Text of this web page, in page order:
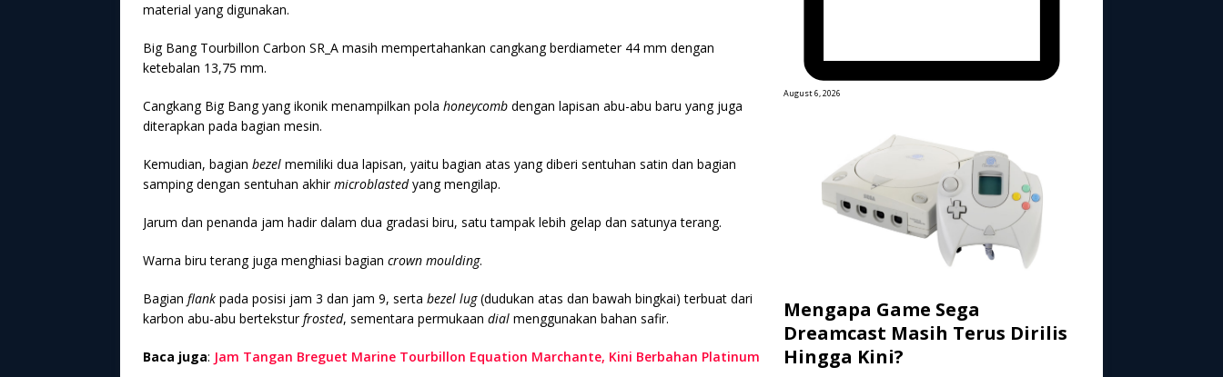
material yang digunakan.
Big Bang Tourbillon Carbon SR_A masih mempertahankan cangkang berdiameter 44 mm dengan
ketebalan 13,75 mm.
Cangkang Big Bang yang ikonik menampilkan pola honeycomb dengan lapisan abu-abu baru yang juga
diterapkan pada bagian mesin.
Kemudian, bagian bezel memiliki dua lapisan, yaitu bagian atas yang diberi sentuhan satin dan bagian
samping dengan sentuhan akhirmicroblastedyang mengilap.
Jarum dan penanda jam hadir dalam dua gradasi biru, satu tampak lebih gelap dan satunya terang.
Warna biru terang juga menghiasi bagian crown moulding.
Bagian flank pada posisi jam 3 dan jam 9, serta bezel lug(dudukan atas dan bawah bingkai) terbuat dari
karbon abu-abu berteksturfrosted, sementara permukaan dial menggunakan bahan safir.
Baca juga: Jam Tangan Breguet Marine Tourbillon Equation Marchante, Kini Berbahan Platinum
August 6, 2026
Mengapa Game Sega
Dreamcast Masih Terus Dirilis
Hingga Kini?